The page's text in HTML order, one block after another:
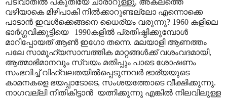
പടിവാതിൽ പകുതിയേ ചാരാറുള്ളു, അകലത്തെ
വഴിയാകെ മിഴിപാകി നിൽക്കാറുണ്ടല്ലോ എന്നൊക്കെ
പാടാൻ ഇവൾക്കെങ്ങനെ ധൈര്യം വരുന്നു? 1960 കളിലെ
ഭാർഗ്ഗവിക്കുട്ടിയെ
1990കളിൽ പ്രതിഷ്ഠിക്കുമ്പോൾ
മാറിപ്പോയത് ആൺ ഇഗോ തന്നെ. മലയാളി ആണത്തം
പലേ സാമൂഹ്യസാമ്പത്തിക മാറ്റങ്ങൾക്ക് വശംവദമായി,
ആത്മാഭിമാനവും സ്വയം മതിപ്പും പാടെ ശോഷണം
സംഭവിച്ച് വിഹ്വലതയിൽപ്പെടുന്നവർ ഭാര്യയുടെ
കാമനകളെ ഭയപ്പാടോടെ, സംശയത്തോടെ വീക്ഷിക്കുന്നു.
നാഗവല്ലി നീതികിട്ടാൻ യത്നിക്കുന്നു എങ്കിൽ നിലവിലുള്ള